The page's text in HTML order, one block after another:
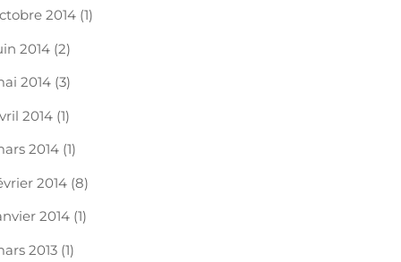
2014 (1)
2014 (2)
2014 (3)
2014 (1)
2014 (1)
2014 (8)
2014 (1)
2013 (1)